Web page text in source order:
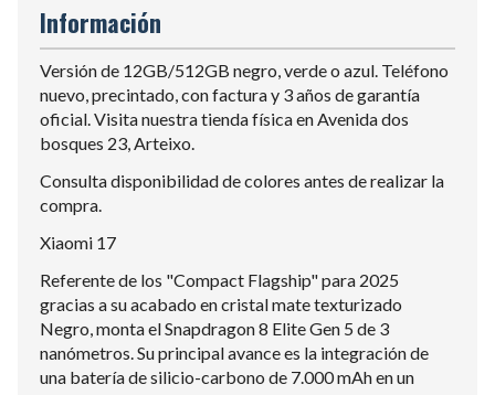
Información
Versión de 12GB/512GB negro, verde o azul. Teléfono
nuevo, precintado, con factura y 3 años de garantía
oficial. Visita nuestra tienda física en Avenida dos
bosques 23, Arteixo.
Consulta disponibilidad de colores antes de realizar la
compra.
Xiaomi 17
Referente de los "Compact Flagship" para 2025
gracias a su acabado en cristal mate texturizado
Negro, monta el Snapdragon 8 Elite Gen 5 de 3
nanómetros. Su principal avance es la integración de
una batería de silicio-carbono de 7.000 mAh en un